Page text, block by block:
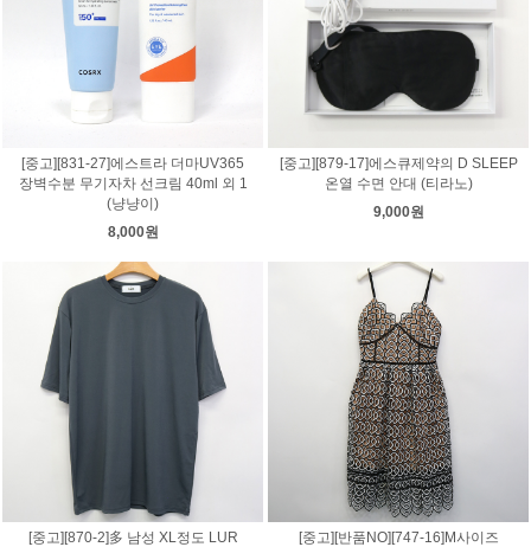
[중고][831-27]에스트라 더마UV365
장벽수분 무기자차 선크림 40ml 외 1
(냥냥이)
8,000원
[중고][879-17]에스큐제약의 D SLEEP
온열 수면 안대 (티라노)
9,000원
[중고][870-2]多 남성 XL정도 LUR
[중고][반품NO][747-16]M사이즈